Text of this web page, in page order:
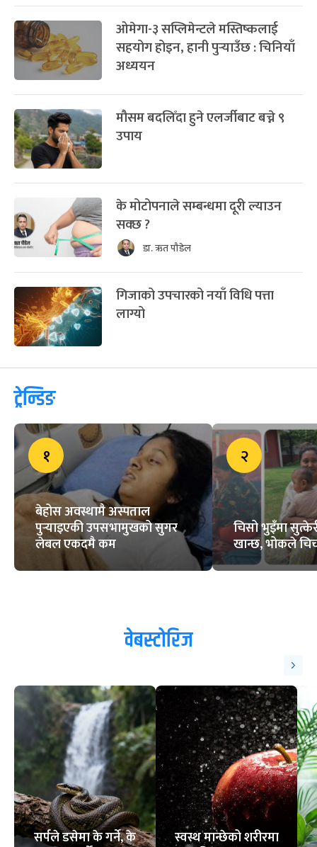
ओमेगा-३ सप्लिमेन्टले मस्तिष्कलाई
सहयोग होइन, हानी पुर्‍याउँछ : चिनियाँ
अध्ययन
मौसम बदलिँदा हुने एलर्जीबाट बच्ने ९
उपाय
के मोटोपनाले सम्बन्धमा दूरी ल्याउन
सक्छ ?
डा. ऋत पौडेल
गिजाको उपचारको नयाँ विधि पत्ता
लाग्यो
ट्रेन्डिङ
१
बेहोस अवस्थामै अस्पताल
पुर्‍याइएकी उपसभामुखको सुगर
लेबल एकदमै कम
२
चिसो भुइँमा
खान्छ, भोकले
वेबस्टोरिज
सर्पले डसेमा के गर्ने, के स्वस्थ मान्छेको शरीरमा